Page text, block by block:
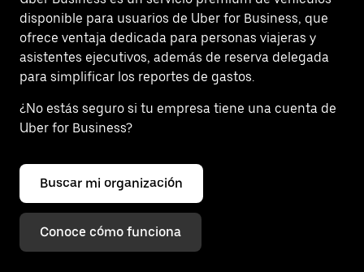
disponible para usuarios de Uber for Business, que
ofrece ventaja dedicada para personas viajeras y
asistentes ejecutivos, además de reserva delegada
para simplificar los reportes de gastos.
¿No estás seguro si tu empresa tiene una cuenta de
Uber for Business?
Buscar mi organización
Conoce cómo funciona